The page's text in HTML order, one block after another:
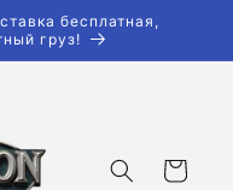
бесплатная,
груз!
Корзина